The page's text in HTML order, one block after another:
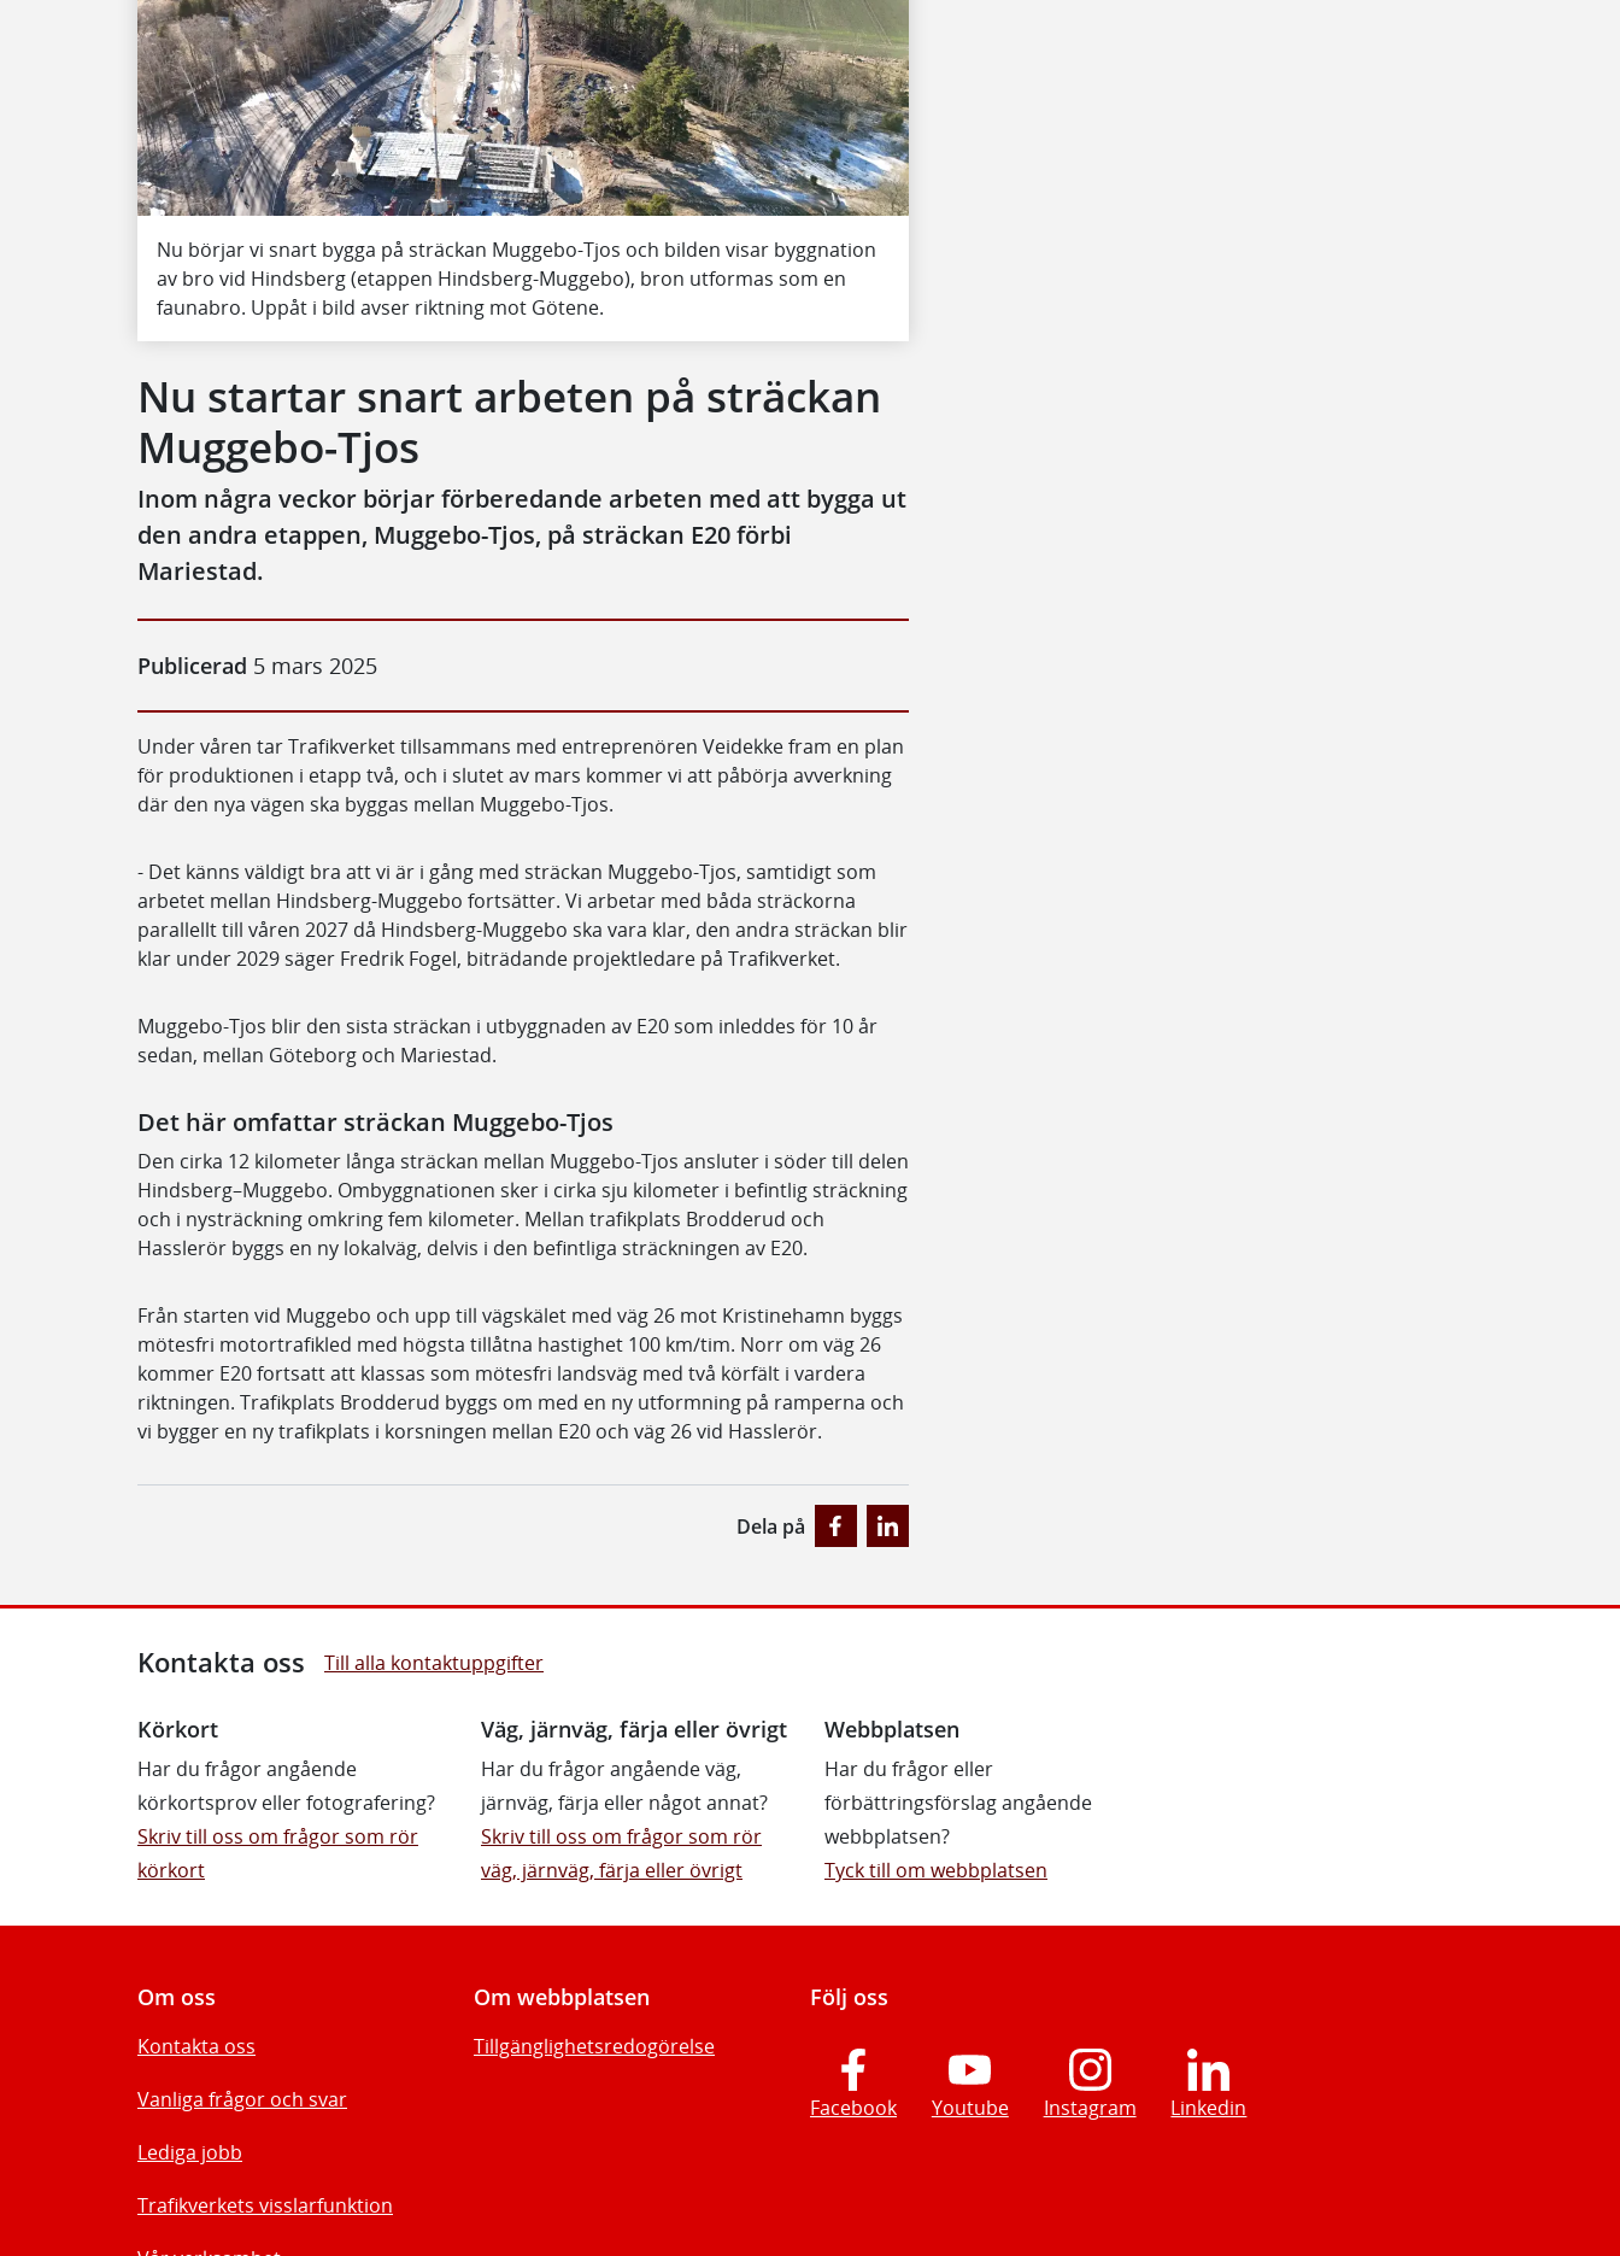
Nu börjar vi snart bygga på sträckan Muggebo-Tjos och bilden visar byggnation
av bro vid Hindsberg (etappen Hindsberg-Muggebo), bron utformas som en
faunabro. Uppåt i bild avser riktning mot Götene.
Nu startar snart arbeten på sträckan
Muggebo-Tjos
Inom några veckor börjar förberedande arbeten med att bygga ut
den andra etappen, Muggebo-Tjos, på sträckan E20 förbi
Mariestad.
Publicerad 5 mars 2025
Under våren tar Trafikverket tillsammans med entreprenören Veidekke fram en plan
för produktionen i etapp två, och i slutet av mars kommer vi att påbörja avverkning
där den nya vägen ska byggas mellan Muggebo-Tjos.
- Det känns väldigt bra att vi är i gång med sträckan Muggebo-Tjos, samtidigt som
arbetet mellan Hindsberg-Muggebo fortsätter. Vi arbetar med båda sträckorna
parallellt till våren 2027 då Hindsberg-Muggebo ska vara klar, den andra sträckan blir
klar under 2029 säger Fredrik Fogel, biträdande projektledare på Trafikverket.
Muggebo-Tjos blir den sista sträckan i utbyggnaden av E20 som inleddes för 10 år
sedan, mellan Göteborg och Mariestad.
Det här omfattar sträckan Muggebo-Tjos
Den cirka 12 kilometer långa sträckan mellan Muggebo-Tjos ansluter i söder till delen
Hindsberg–Muggebo. Ombyggnationen sker i cirka sju kilometer i befintlig sträckning
och i nysträckning omkring fem kilometer. Mellan trafikplats Brodderud och
Hasslerör byggs en ny lokalväg, delvis i den befintliga sträckningen av E20.
Från starten vid Muggebo och upp till vägskälet med väg 26 mot Kristinehamn byggs
mötesfri motortrafikled med högsta tillåtna hastighet 100 km/tim. Norr om väg 26
kommer E20 fortsatt att klassas som mötesfri landsväg med två körfält i vardera
riktningen. Trafikplats Brodderud byggs om med en ny utformning på ramperna och
vi bygger en ny trafikplats i korsningen mellan E20 och väg 26 vid Hasslerör.
Dela på
Kontakta oss Till alla kontaktuppgifter
Körkort
Har du frågor angående
körkortsprov eller fotografering?
Skriv till oss om frågor som rör
körkort
Väg, järnväg, färja eller övrigt
Har du frågor angående väg,
järnväg, färja eller något annat?
Skriv till oss om frågor som rör
väg, järnväg, färja eller övrigt
Webbplatsen
Har du frågor eller
förbättringsförslag angående
webbplatsen?
Tyck till om webbplatsen
Om oss
Kontakta oss
Vanliga frågor och svar
Lediga jobb
Trafikverkets visslarfunktion
Om webbplatsen
Tillgänglighetsredogörelse
Följ oss
Facebook Youtube Instagram Linkedin